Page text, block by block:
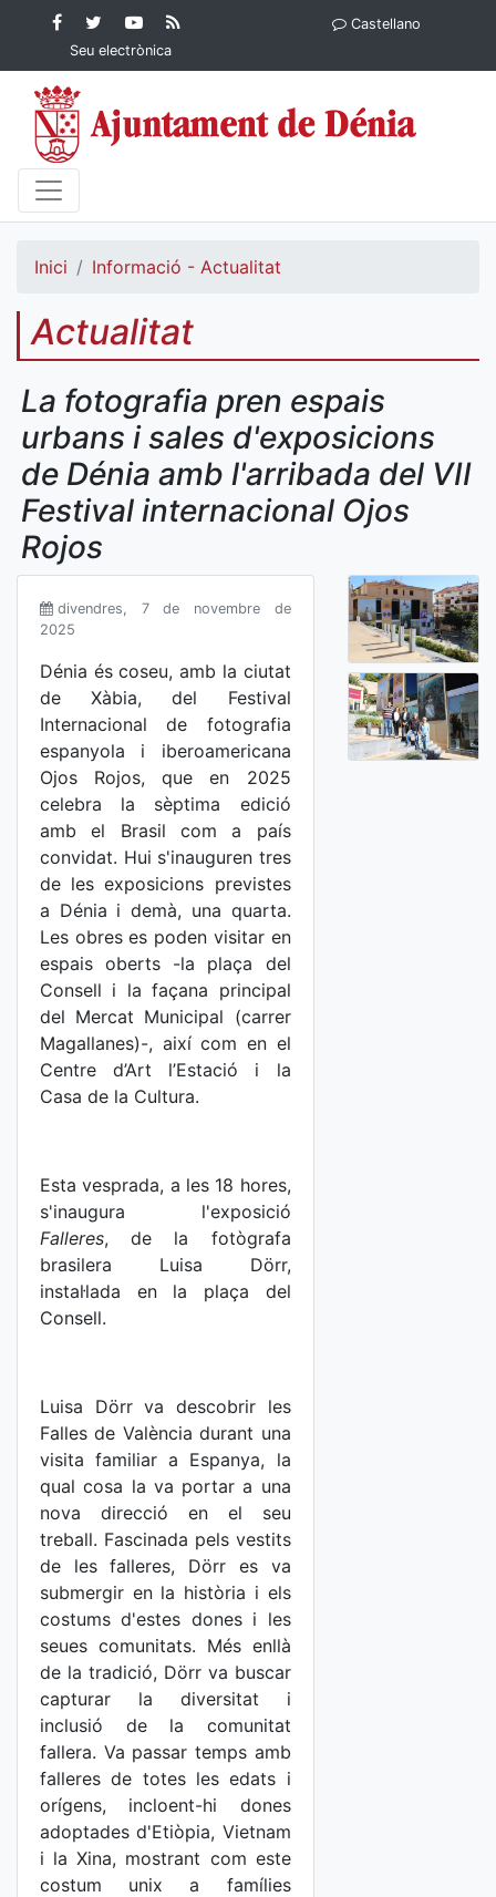
Contingut principalFacebook
Ajuntament de Dénia
Twitter
Ajuntament de
Dénia
YouTube
Ajuntament
de Dénia
Ajuntament
Seu electrònica
Castellano
Inici Informació - Actualitat
Actualitat
La fotografia pren espais
urbans i sales d'exposicions
de Dénia amb l'arribada del VII
Festival internacional Ojos
Rojos
divendres, 7 de novembre de
2025
Dénia és coseu, amb la ciutat
de Xàbia, del Festival
Internacional de fotografia
espanyola i iberoamericana
Ojos Rojos, que en 2025
celebra la sèptima edició
amb el Brasil com a país
convidat. Hui s'inauguren tres
de les exposicions previstes
a Dénia i demà, una quarta.
Les obres es poden visitar en
espais oberts -la plaça del
Consell i la façana principal
del Mercat Municipal (carrer
Magallanes)-, així com en el
Centre d’Art l’Estació i la
Casa de la Cultura.
Esta vesprada, a les 18 hores,
s'inaugura l'exposició
Falleres, de la fotògrafa
brasilera Luisa Dörr,
instal·lada en la plaça del
Consell.
Luisa Dörr va descobrir les
Falles de València durant una
visita familiar a Espanya, la
qual cosa la va portar a una
nova direcció en el seu
treball. Fascinada pels vestits
de les falleres, Dörr es va
submergir en la història i els
costums d'estes dones i les
seues comunitats. Més enllà
de la tradició, Dörr va buscar
capturar la diversitat i
inclusió de la comunitat
fallera. Va passar temps amb
falleres de totes les edats i
orígens, incloent-hi dones
adoptades d'Etiòpia, Vietnam
i la Xina, mostrant com este
costum unix a famílies